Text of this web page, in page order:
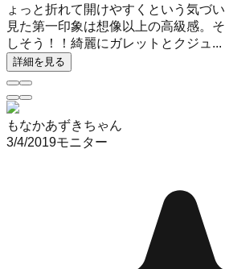
ょっと折れて開けやすくという気づ
見た第一印象は想像以上の高級感。
しそう！！綺麗にガレットとクジュ...
詳細を見る
もなかあずきちゃん
3/4/2019モニター